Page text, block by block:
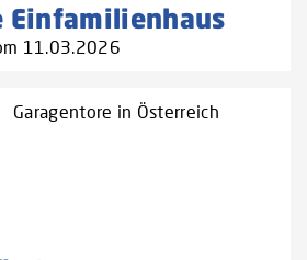
Einfamilienhaus
11.03.2026
Garagentore in Österreich